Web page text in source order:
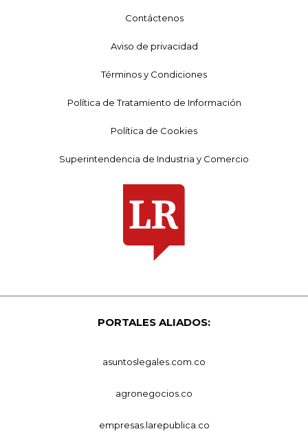
Contáctenos
Aviso de privacidad
Términos y Condiciones
Política de Tratamiento de Información
Política de Cookies
Superintendencia de Industria y Comercio
PORTALES ALIADOS:
asuntoslegales.com.co
agronegocios.co
empresas.larepublica.co